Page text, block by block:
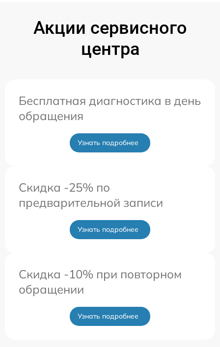
Акции сервисного
центра
Бесплатная диагностика в день
обращения
Узнать подробнее
Скидка -25% по
предварительной записи
Узнать подробнее
Скидка -10% при повторном
обращении
Узнать подробнее